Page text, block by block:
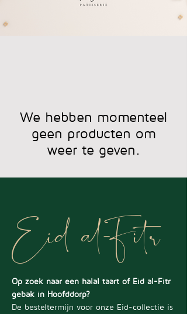
We hebben momenteel
geen producten om
weer te geven.
Eid al-Fitr
Op zoek naar een halal taart of Eid al-Fitr
gebak in Hoofddorp?
De besteltermijn voor onze Eid-collectie is